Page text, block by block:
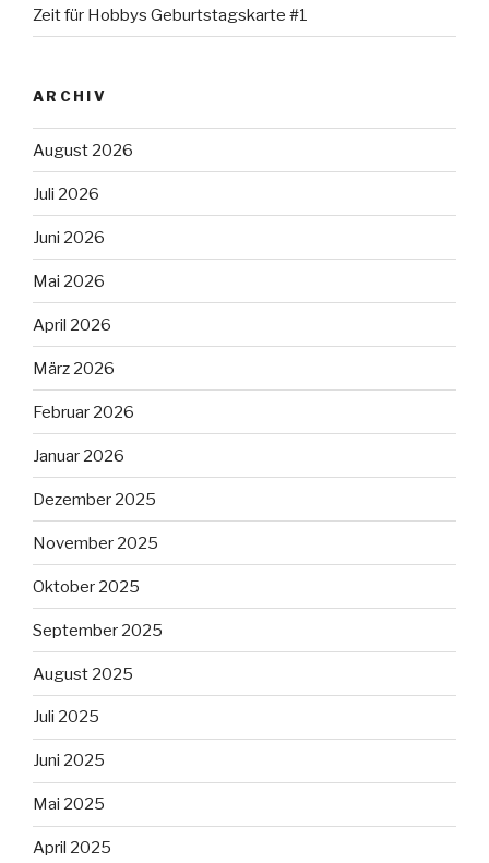
Zeit für Hobbys Geburtstagskarte #1
ARCHIV
August 2026
Juli 2026
Juni 2026
Mai 2026
April 2026
März 2026
Februar 2026
Januar 2026
Dezember 2025
November 2025
Oktober 2025
September 2025
August 2025
Juli 2025
Juni 2025
Mai 2025
April 2025